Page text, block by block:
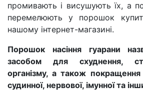
промивають і висушують їх, а
перемелюють у порошок
нашому інтернет-магазині.
Порошок насіння гуарани
засобом для схуднення,
організму, а також
судинної, нервової, імунної та